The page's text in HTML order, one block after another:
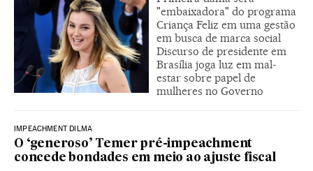
"embaixadora" do programa
Criança Feliz em uma gestão
em busca de marca social
Discurso de presidente em
Brasília joga luz em mal-
estar sobre papel de
mulheres no Governo
IMPEACHMENT DILMA
O ‘generoso’ Temer pré-impeachment
concede bondades em meio ao ajuste fiscal